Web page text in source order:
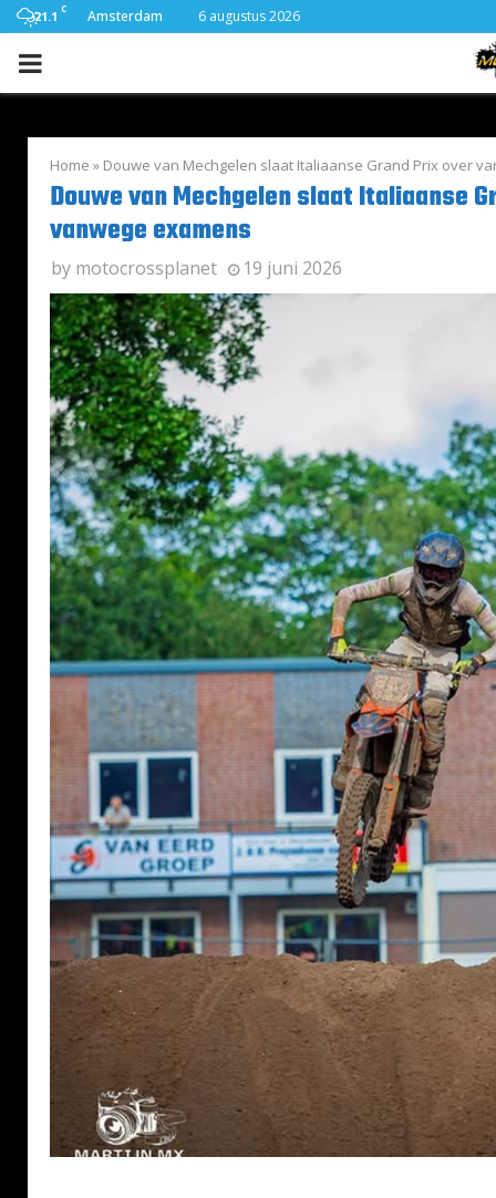
21.1 C Amsterdam 6 augustus 2026
PRIMARY
Home » Douwe van Mechgelen slaat Italiaanse Grand Prix over
Douwe van Mechgelen slaat Italiaanse
vanwege examens
by motocrossplanet 19 juni 2026